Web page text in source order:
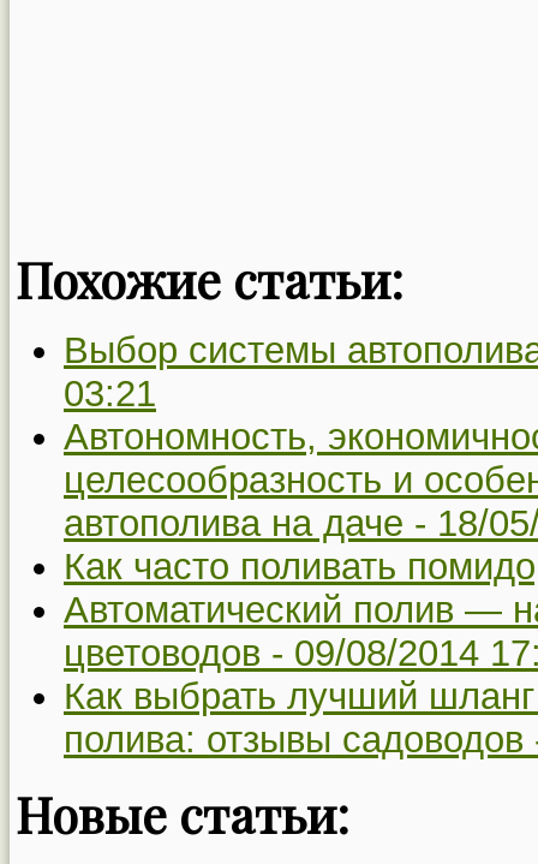
Похожие статьи:
Выбор системы
03:21
Автономность,
целесообразность и
автополива на даче - 18/
Как часто поливать
Автоматический полив —
цветоводов - 09/08/2014
Как выбрать лучший
полива: отзывы
Новые статьи: